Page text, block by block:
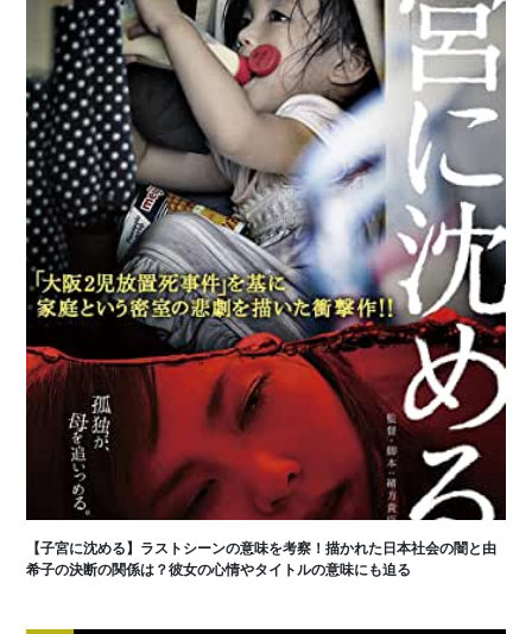
【子宮に沈める】ラストシーンの意味を考察！描かれた日本社会の闇と由
希子の決断の関係は？彼女の心情やタイトルの意味にも迫る